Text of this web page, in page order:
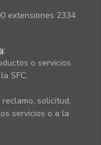
extensiones 2334
:
o servicios
SFC.
solicitud,
servicios o a la